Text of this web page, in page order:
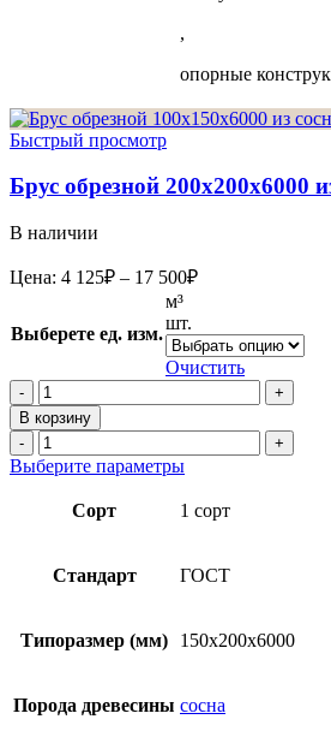
,
опорные
Быстрый просмотр
Брус обрезной 200х200х6000
В наличии
Цена: 4 125₽ – 17 500₽Диапазон
125₽
–
17
500₽
Выберете ед. изм.
м³
шт.
Очистить
Количество
товара
Брус
обрезной
200х200х6000
сосны
В корзину
Количество
товара
Брус
обрезной
200х200х6000
сосны
(ГОСТ)
Выберите параметрыЭтот
имеет
Опции
на
Сорт 1 сорт
Стандарт ГОСТ
Типоразмер (мм) 150х200х6000
Порода древесины сосна